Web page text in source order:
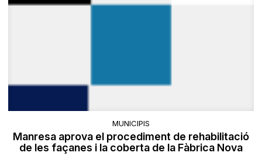
MUNICIPIS
Manresa aprova el procediment de rehabilitació
de les façanes i la coberta de la Fàbrica Nova